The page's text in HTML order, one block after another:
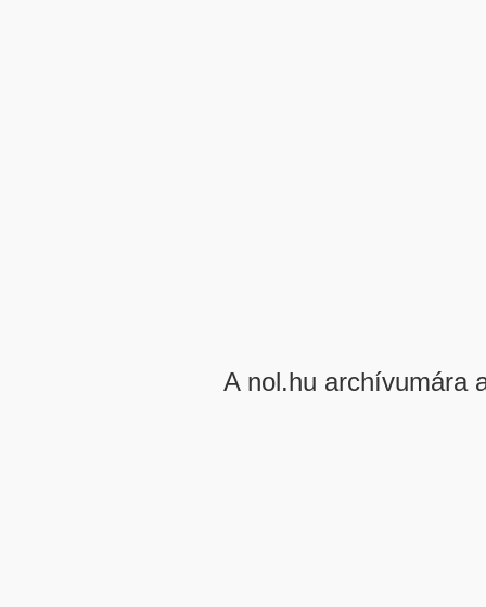
A nol.hu archívumára